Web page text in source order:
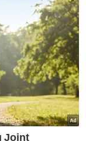
akan
sekaligus
lebih baik.